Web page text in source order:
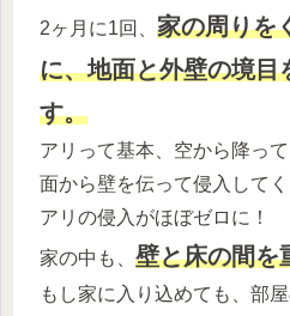
2ヶ月に1回、 家の周りを
に、地面と外壁の境目
す。
アリって基本、空から降っ
面から壁を伝って侵入して
アリの侵入がほぼゼロに！
家の中も、 壁と床の間を
もし家に入り込めても、部